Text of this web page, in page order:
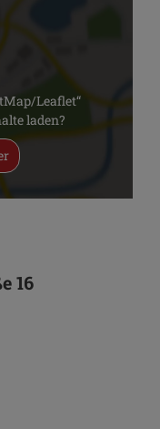
Leaflet“
laden?
16